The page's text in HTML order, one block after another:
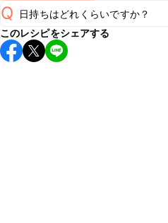
Q 日持ちはどれくらいですか？
保存期間は冷蔵で当日中が目安
し上がりください。
このレシピをシェアする